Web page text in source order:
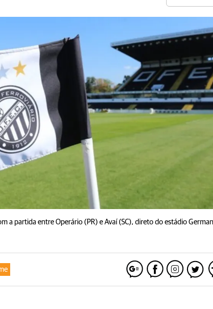
a partida entre Operário (PR) e Avaí (SC), direto do estádio